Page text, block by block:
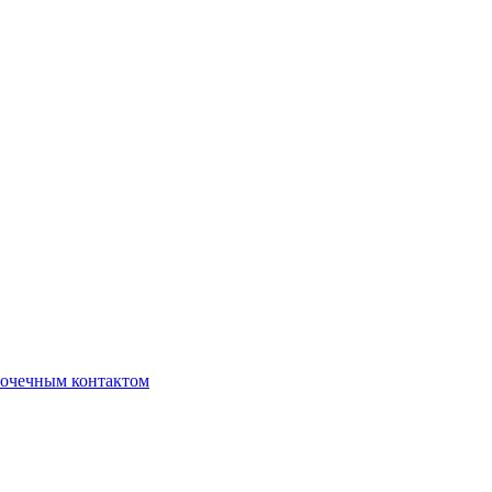
контактом